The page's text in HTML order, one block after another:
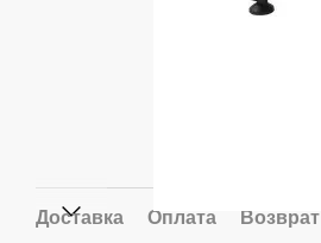
Доставка Оплата Возврат